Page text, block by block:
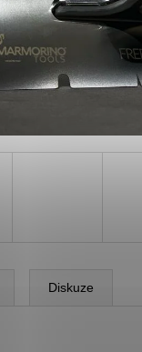
Diskuze
- ISTINTO